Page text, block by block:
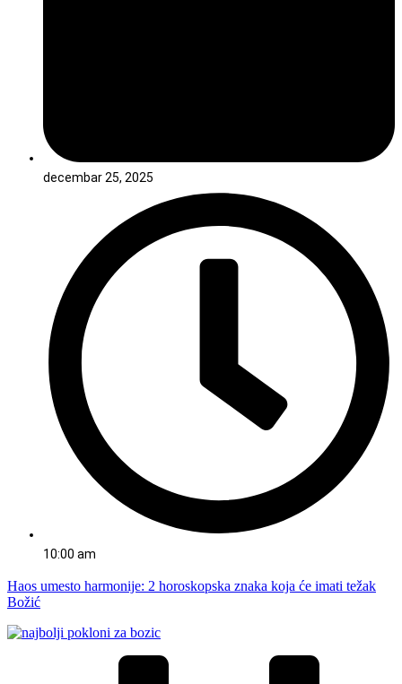
decembar 25, 2025
10:00 am
Haos umesto harmonije: 2 horoskopska znaka koja će imati težak
Božić